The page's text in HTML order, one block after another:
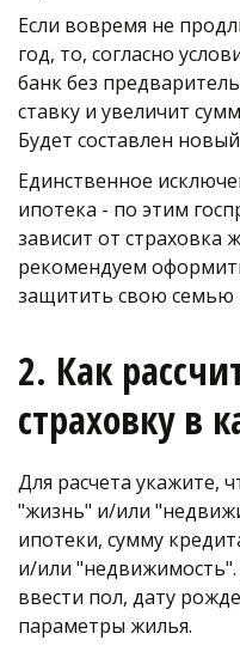
Если вовремя не
год, то, согласно
банк без
ставку и увеличит
Будет составлен
Единственное
ипотека - по этим
зависит от страховка
рекомендуем
защитить свою семью
2. Как
страховку в
Для расчета укажите,
"жизнь" и/или
ипотеки, сумму
и/или
ввести пол, дату
параметры жилья.